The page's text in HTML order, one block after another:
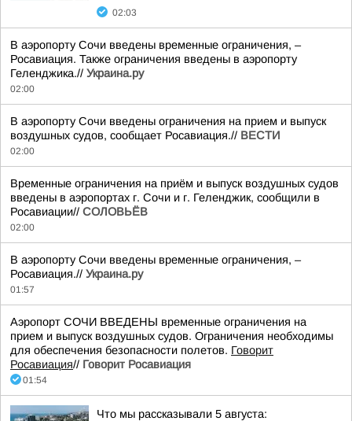
02:03
В аэропорту Сочи введены временные ограничения, –
Росавиация. Также ограничения введены в аэропорту
Геленджика.// Украина.ру
02:00
В аэропорту Сочи введены ограничения на прием и выпуск
воздушных судов, сообщает Росавиация.// ВЕСТИ
02:00
Временные ограничения на приём и выпуск воздушных судов
введены в аэропортах г. Сочи и г. Геленджик, сообщили в
Росавиации// СОЛОВЬЁВ
02:00
В аэропорту Сочи введены временные ограничения, –
Росавиация.// Украина.ру
01:57
Аэропорт СОЧИ ВВЕДЕНЫ временные ограничения на
прием и выпуск воздушных судов. Ограничения необходимы
для обеспечения безопасности полетов. Говорит
Росавиация// Говорит Росавиация
01:54
Что мы рассказывали 5 августа: